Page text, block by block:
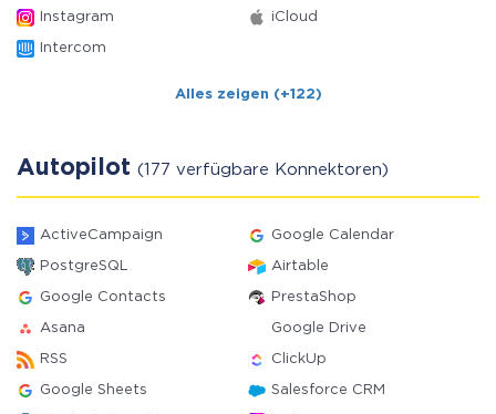
Instagram iCloud
Intercom
Alles zeigen (+122)
Autopilot (177 verfügbare Konnektoren)
ActiveCampaign Google Calendar
PostgreSQL Airtable
Google Contacts PrestaShop
Asana Google Drive
RSS ClickUp
Google Sheets Salesforce CRM